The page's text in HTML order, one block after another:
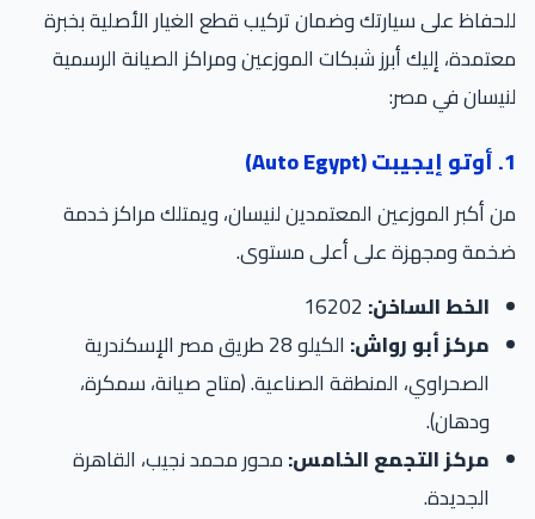
للحفاظ على سيارتك وضمان تركيب قطع الغيار الأصلية بخبرة
معتمدة، إليك أبرز شبكات الموزعين ومراكز الصيانة الرسمية
لنيسان في مصر:
1. أوتو إيجيبت (Auto Egypt)
من أكبر الموزعين المعتمدين لنيسان، ويمتلك مراكز خدمة
ضخمة ومجهزة على أعلى مستوى.
الخط الساخن:
مركز أبو رواش:
الكيلو 28 طريق مصر الإسكندرية
الصحراوي، المنطقة الصناعية. (متاح صيانة، سمكرة،
ودهان).
مركز التجمع الخامس:محور محمد نجيب، القاهرة
الجديدة.